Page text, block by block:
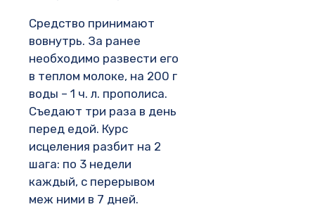
Средство принимают
вовнутрь. За ранее
необходимо развести его
в теплом молоке, на 200 г
воды – 1 ч. л. прополиса.
Съедают три раза в день
перед едой. Курс
исцеления разбит на 2
шага: по 3 недели
каждый, с перерывом
меж ними в 7 дней.